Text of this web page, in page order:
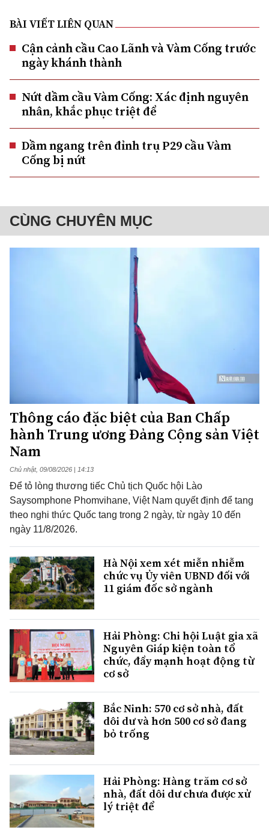
BÀI VIẾT LIÊN QUAN
Cận cảnh cầu Cao Lãnh và Vàm Cống trước
ngày khánh thành
Nứt dầm cầu Vàm Cống: Xác định nguyên
nhân, khắc phục triệt để
Dầm ngang trên đỉnh trụ P29 cầu Vàm
Cống bị nứt
CÙNG CHUYÊN MỤC
Thông cáo đặc biệt của Ban Chấp
hành Trung ương Đảng Cộng sản Việt
Nam
Chủ nhật, 09/08/2026 | 14:13
Để tỏ lòng thương tiếc Chủ tịch Quốc hội Lào
Saysomphone Phomvihane, Việt Nam quyết định để tang
theo nghi thức Quốc tang trong 2 ngày, từ ngày 10 đến
ngày 11/8/2026.
Hà Nội xem xét miễn nhiễm
chức vụ Ủy viên UBND đối với
11 giám đốc sở ngành
Hải Phòng: Chi hội Luật gia xã
Nguyên Giáp kiện toàn tổ
chức, đẩy mạnh hoạt động từ
cơ sở
Bắc Ninh: 570 cơ sở nhà, đất
dôi dư và hơn 500 cơ sở đang
bỏ trống
Hải Phòng: Hàng trăm cơ sở
nhà, đất dôi dư chưa được xử
lý triệt để